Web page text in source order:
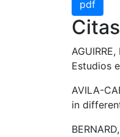
pdf
Citas
Estudios
AVILA-
in